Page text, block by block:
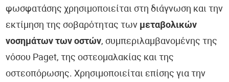
φωσφατάσης χρησιμοποιείται στη διάγνωση και την
εκτίμηση της σοβαρότητας των μεταβολικών
νοσημάτων των οστών, συμπεριλαμβανομένης της
νόσου Paget, της οστεομαλακίας και της
οστεοπόρωσης. Χρησιμοποιείται επίσης για την